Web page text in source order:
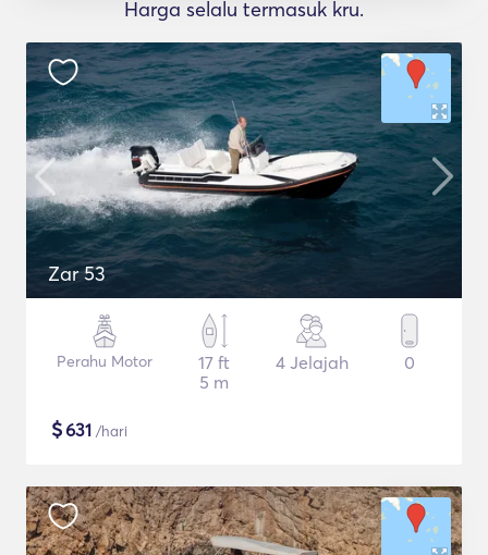
Harga selalu termasuk kru.
Zar 53
Perahu Motor
17 ft
5 m
4 Jelajah 0
$631 /hari